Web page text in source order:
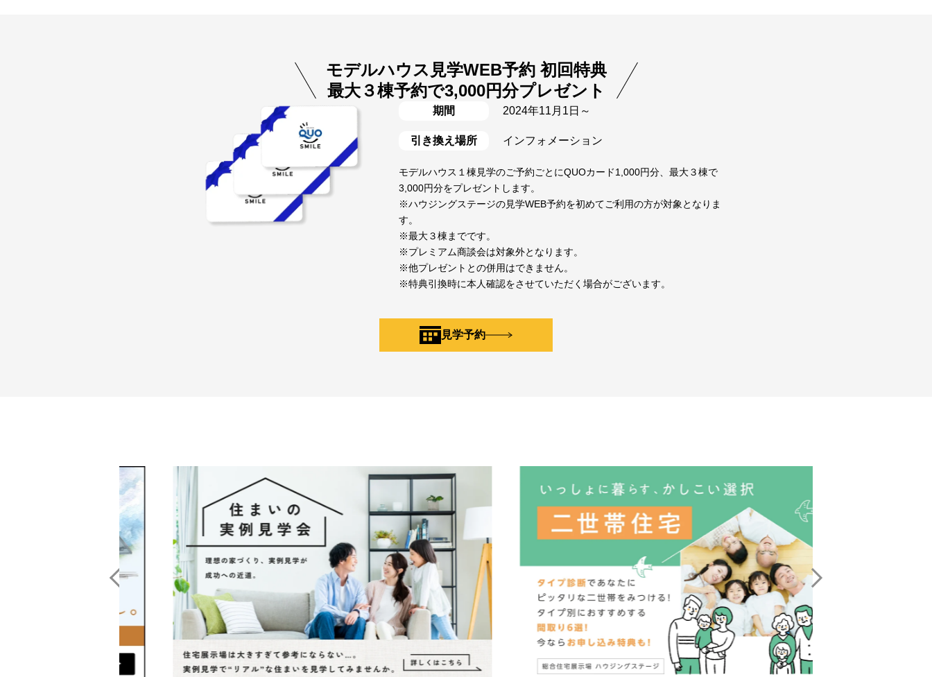
モデルハウス見学WEB予約 初回特典
最大３棟予約で3,000円分プレゼント
期間 2024年11月1日～
引き換え場所 インフォメーション
モデルハウス１棟見学のご予約ごとにQUOカード1,000円分、最大３棟で
3,000円分をプレゼントします。
※ハウジングステージの見学WEB予約を初めてご利用の方が対象となりま
す。
※最大３棟までです。
※プレミアム商談会は対象外となります。
※他プレゼントとの併用はできません。
※特典引換時に本人確認をさせていただく場合がございます。
見学予約